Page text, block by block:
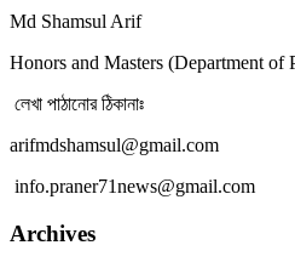
Md Shamsul Arif
Honors and Masters (Department of
লেখা পাঠানোর ঠিকানাঃ
arifmdshamsul@gmail.com
info.praner71news@gmail.com
Archives